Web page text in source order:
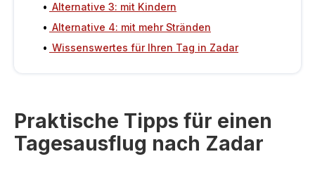
Alternative 3: mit Kindern
Alternative 4: mit mehr Stränden
Wissenswertes für Ihren Tag in Zadar
Praktische Tipps für einen
Tagesausflug nach Zadar